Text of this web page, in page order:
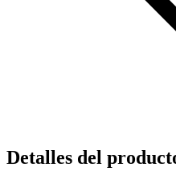
Detalles del